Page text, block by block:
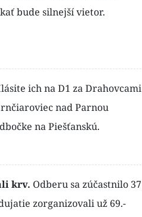
bude silnejší vietor.
ichna D1 za Drahovcami
nad Parnou
na Piešťanskú.
krv. Odberu sa zúčastnilo 37
zorganizovali už 69.-